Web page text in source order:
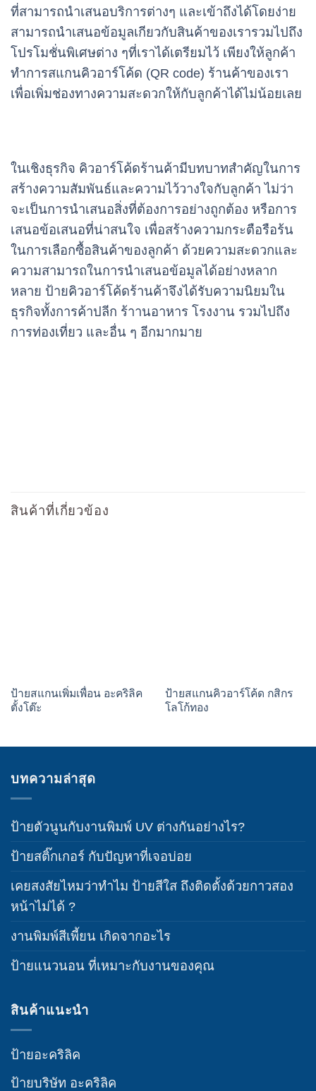
ที่สามารถนำเสนอบริการต่างๆ และเข้าถึงได้โดยง่าย
สามารถนำเสนอข้อมูลเกียวกับสินค้าของเรารวมไปถึง
โปรโมชั่นพิเศษต่าง ๆที่เราได้เตรียมไว้ เพียงให้ลูกค้า
ทำการสแกนคิวอาร์โค้ด (QR code) ร้านค้าของเรา
เพื่อเพิ่มช่องทางความสะดวกให้กับลูกค้าได้ไม่น้อยเลย
ในเชิงธุรกิจ คิวอาร์โค้ดร้านค้ามีบทบาทสำคัญในการ
สร้างความสัมพันธ์และความไว้วางใจกับลูกค้า ไม่ว่า
จะเป็นการนำเสนอสิ่งที่ต้องการอย่างถูกต้อง หรือการ
เสนอข้อเสนอที่น่าสนใจ เพื่อสร้างความกระตือรือร้น
ในการเลือกซื้อสินค้าของลูกค้า ด้วยความสะดวกและ
ความสามารถในการนำเสนอข้อมูลได้อย่างหลาก
หลาย ป้ายคิวอาร์โค้ดร้านค้าจึงได้รับความนิยมใน
ธุรกิจทั้งการค้าปลีก ร้าานอาหาร โรงงาน รวมไปถึง
การท่องเที่ยว และอื่น ๆ อีกมากมาย
สินค้าที่เกี่ยวข้อง
ป้ายสแกนเพิ่มเพื่อน อะคริลิค
ตั้งโต๊ะ
ป้ายสแกนคิวอาร์โค้ด กสิกร
โลโก้ทอง
บทความล่าสุด
ป้ายตัวนูนกับงานพิมพ์ UV ต่างกันอย่างไร?
ป้ายสติ๊กเกอร์ กับปัญหาที่เจอบ่อย
เคยสงสัยไหมว่าทำไม ป้ายสีใส ถึงติดตั้งด้วยกาวสอง
หน้าไม่ได้ ?
งานพิมพ์สีเพี้ยน เกิดจากอะไร
ป้ายแนวนอน ที่เหมาะกับงานของคุณ
สินค้าแนะนำ
ป้ายอะคริลิค
ป้ายบริษัท อะคริลิค